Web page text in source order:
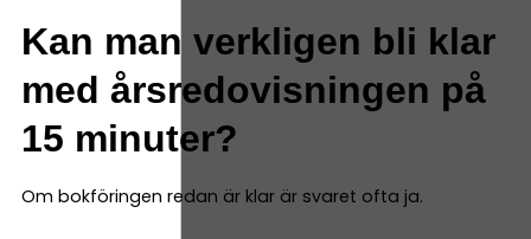
Kan man verkligen bli klar
med årsredovisningen på
15 minuter?
Om bokföringen redan är klar är svaret ofta ja.